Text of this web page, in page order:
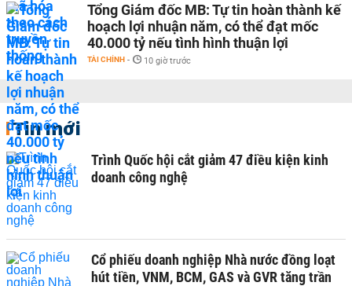
Tổng Giám đốc MB: Tự tin hoàn thành kế
hoạch lợi nhuận năm, có thể đạt mốc
40.000 tỷ nếu tình hình thuận lợi
TÀI CHÍNH - 10 giờ trước
Tin mới
Trình Quốc hội cắt giảm 47 điều kiện kinh
doanh công nghệ
Cổ phiếu doanh nghiệp Nhà nước đồng loạt
hút tiền, VNM, BCM, GAS và GVR tăng trần